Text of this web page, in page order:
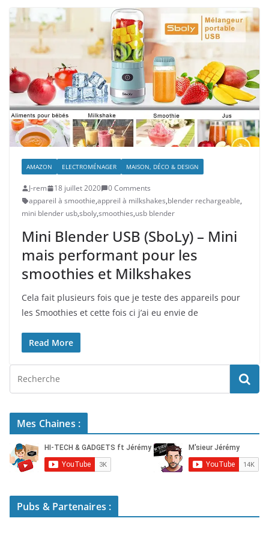
AMAZON ELECTROMÉNAGER MAISON, DÉCO & DESIGN
J-rem 18 juillet 2020
0 Comments
appareil à smoothie,appreil à milkshakes,blender rechargeable,
mini blender usb,sboly,smoothies,usb blender
Mini Blender USB (SboLy) – Mini
mais performant pour les
smoothies et Milkshakes
Cela fait plusieurs fois que je teste des appareils pour
les Smoothies et cette fois ci j’ai eu envie de
Read More
Mes Chaines :
Pubs & Partenaires :